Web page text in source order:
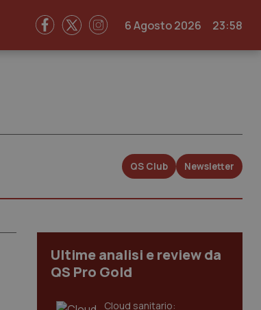
6 Agosto 2026 23:58
QS Club Newsletter
Ultime analisi e review da
QS Pro Gold
Cloud sanitario: